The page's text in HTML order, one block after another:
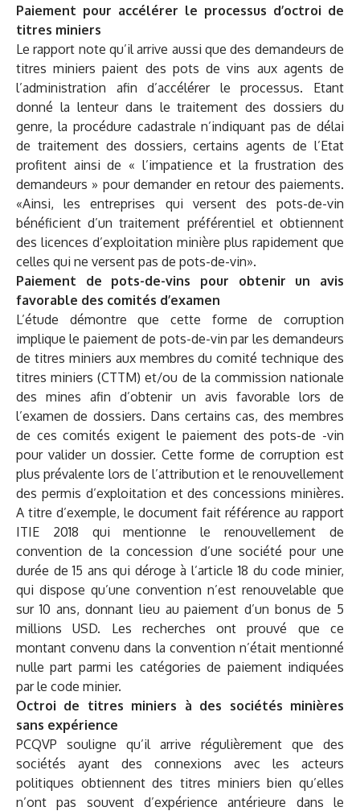
Paiement pour accélérer le processus d’octroi de
titres miniers
Le rapport note qu’il arrive aussi que des demandeurs de
titres miniers paient des pots de vins aux agents de
l’administration afin d’accélérer le processus. Etant
donné la lenteur dans le traitement des dossiers du
genre, la procédure cadastrale n’indiquant pas de délai
de traitement des dossiers, certains agents de l’Etat
profitent ainsi de « l’impatience et la frustration des
demandeurs » pour demander en retour des paiements.
«Ainsi, les entreprises qui versent des pots-de-vin
bénéficient d’un traitement préférentiel et obtiennent
des licences d’exploitation minière plus rapidement que
celles qui ne versent pas de pots-de-vin».
Paiement de pots-de-vins pour obtenir un avis
favorable des comités d’examen
L’étude démontre que cette forme de corruption
implique le paiement de pots-de-vin par les demandeurs
de titres miniers aux membres du comité technique des
titres miniers (CTTM) et/ou de la commission nationale
des mines afin d’obtenir un avis favorable lors de
l’examen de dossiers. Dans certains cas, des membres
de ces comités exigent le paiement des pots-de -vin
pour valider un dossier. Cette forme de corruption est
plus prévalente lors de l’attribution et le renouvellement
des permis d’exploitation et des concessions minières.
A titre d’exemple, le document fait référence au rapport
ITIE 2018 qui mentionne le renouvellement de
convention de la concession d’une société pour une
durée de 15 ans qui déroge à l’article 18 du code minier,
qui dispose qu’une convention n’est renouvelable que
sur 10 ans, donnant lieu au paiement d’un bonus de 5
millions USD. Les recherches ont prouvé que ce
montant convenu dans la convention n’était mentionné
nulle part parmi les catégories de paiement indiquées
par le code minier.
Octroi de titres miniers à des sociétés minières
sans expérience
PCQVP souligne qu’il arrive régulièrement que des
sociétés ayant des connexions avec les acteurs
politiques obtiennent des titres miniers bien qu’elles
n’ont pas souvent d’expérience antérieure dans le